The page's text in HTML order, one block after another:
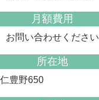
月額費用
お問い合わせください
所在地
豊野650